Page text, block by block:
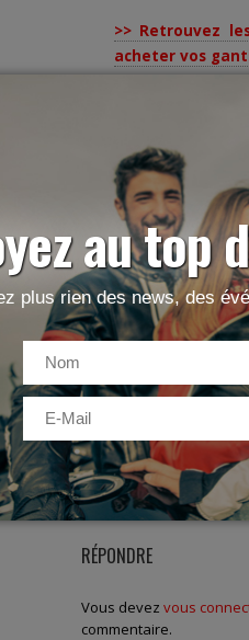
>> Retrouvez
acheter vos
Alex
années à Dublin.
photographie
mis à la vidéo
Macaron Prod. Il
guidon d'une
réalise également
LAISSER UN
RÉPONDRE
Vous devez vous
commentaire.
au top
plus rien des news, des